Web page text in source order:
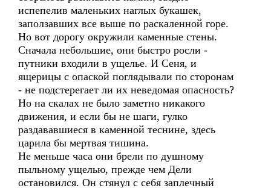
испепелив маленьких наглых букашек,
заползавших все выше по раскаленной горе.
Но вот дорогу окружили каменные стены.
Сначала небольшие, они быстро росли -
путники входили в ущелье. И Сеня, и
ящерицы с опаской поглядывали по сторонам
- не подстерегает ли их неведомая опасность?
Но на скалах не было заметно никакого
движения, и если бы не шаги, гулко
раздававшиеся в каменной теснине, здесь
царила бы мертвая тишина.
Не меньше часа они брели по душному
пыльному ущелью, прежде чем Дели
остановился. Он стянул с себя заплечный